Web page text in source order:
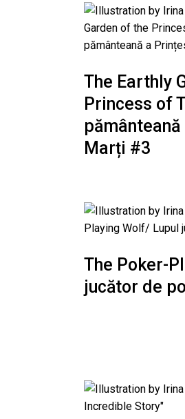
The Earthly
Princess of
Marți #3
The Poker-
jucător de